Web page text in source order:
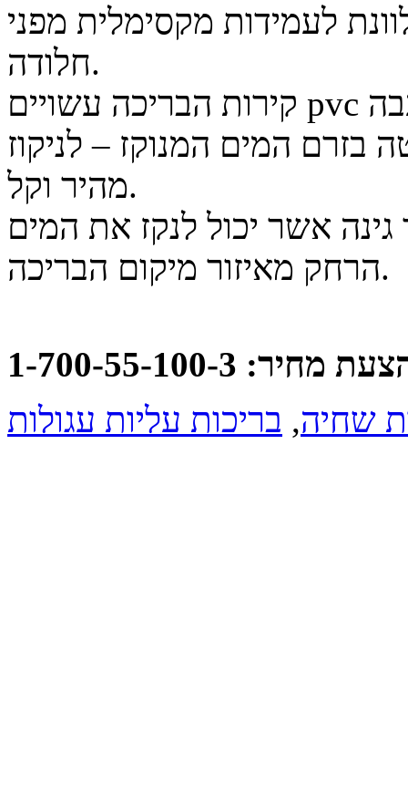
לעמידות מקסימלית מפני
חלודה.
קירות הבריכה עשויים pvc
בזרם המים המנוקז – לניקוז
מהיר וקל.
גינה אשר יכול לנקז את המים
הרחק מאיזור מיקום הבריכה.
1-700-55-100-3
שחיה, בריכות עליות עגולות